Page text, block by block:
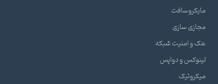
مایکروسافت
مجازی سازی
هک و امنیت شبکه
لینوکس و دواپس
میکروتیک